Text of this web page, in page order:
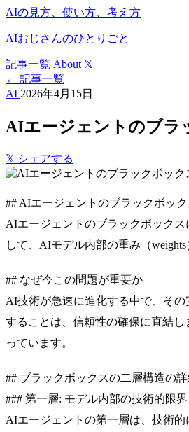
AIの見方、使い方、考え方
AIおじさんのひとりごと
記事一覧 About 𝕏
← 記事一覧
AI 2026年4月15日
AIエージェントのブラ
𝕏 シェアする
## AIエージェントのブラックボッ
AIエージェントのブラックボック
して、AIモデル内部の重み（
## なぜ今この問題が重要か
AI技術が急速に進化する中で、そ
することは、信頼性の確保に直結
っています。
## ブラックボックスの二層構造の詳
### 第一層: モデル内部の技術的限界
AIエージェントの第一層は、技術